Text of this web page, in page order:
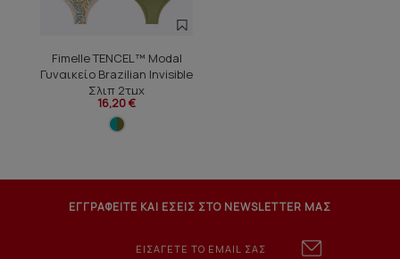
Fimelle TENCEL™ Modal
Γυναικείο Brazilian Invisible
Σλιπ 2τμχ
16,20 €
ΕΓΓΡΑΦΕΙΤΕ ΚΑΙ ΕΣΕΙΣ ΣΤΟ NEWSLETTER ΜΑΣ